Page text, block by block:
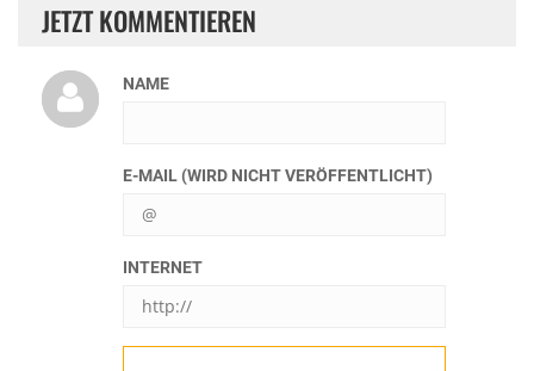
JETZT KOMMENTIEREN
NAME
E-MAIL (WIRD NICHT VERÖFFENTLICHT)
INTERNET